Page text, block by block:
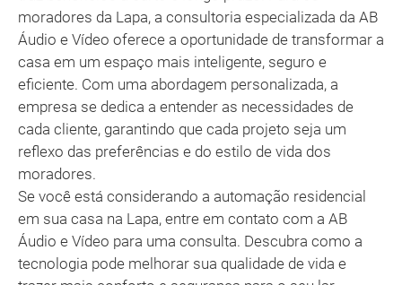
moradores da Lapa, a consultoria especializada da AB
Áudio e Vídeo oferece a oportunidade de transformar a
casa em um espaço mais inteligente, seguro e
eficiente. Com uma abordagem personalizada, a
empresa se dedica a entender as necessidades de
cada cliente, garantindo que cada projeto seja um
reflexo das preferências e do estilo de vida dos
moradores.
Se você está considerando a automação residencial
em sua casa na Lapa, entre em contato com a AB
Áudio e Vídeo para uma consulta. Descubra como a
tecnologia pode melhorar sua qualidade de vida e